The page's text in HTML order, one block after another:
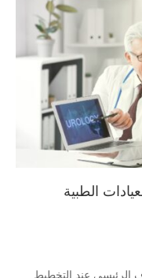
الطبية
الرئيسي عند التخطيط